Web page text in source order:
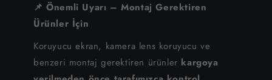
📌 Önemli Uyarı – Montaj Gerektiren
Ürünler İçin
Koruyucu ekran, kamera lens koruyucu ve
benzeri montaj gerektiren ürünler kargoya